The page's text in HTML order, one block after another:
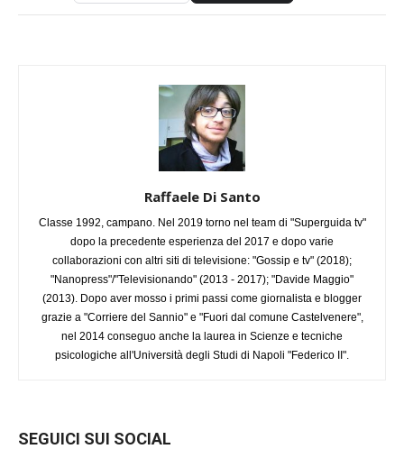
Raffaele Di Santo
Classe 1992, campano. Nel 2019 torno nel team di "Superguida tv"
dopo la precedente esperienza del 2017 e dopo varie
collaborazioni con altri siti di televisione: "Gossip e tv" (2018);
"Nanopress"/"Televisionando" (2013 - 2017); "Davide Maggio"
(2013). Dopo aver mosso i primi passi come giornalista e blogger
grazie a "Corriere del Sannio" e "Fuori dal comune Castelvenere",
nel 2014 conseguo anche la laurea in Scienze e tecniche
psicologiche all'Università degli Studi di Napoli "Federico II".
SEGUICI SUI SOCIAL